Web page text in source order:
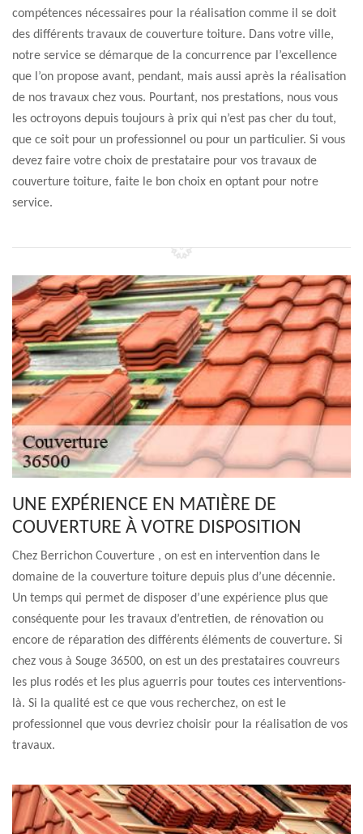
compétences nécessaires pour la réalisation comme il se doit
des différents travaux de couverture toiture. Dans votre ville,
notre service se démarque de la concurrence par l’excellence
que l’on propose avant, pendant, mais aussi après la réalisation
de nos travaux chez vous. Pourtant, nos prestations, nous vous
les octroyons depuis toujours à prix qui n’est pas cher du tout,
que ce soit pour un professionnel ou pour un particulier. Si vous
devez faire votre choix de prestataire pour vos travaux de
couverture toiture, faite le bon choix en optant pour notre
service.
UNE EXPÉRIENCE EN MATIÈRE DE
COUVERTURE À VOTRE DISPOSITION
Chez Berrichon Couverture , on est en intervention dans le
domaine de la couverture toiture depuis plus d’une décennie.
Un temps qui permet de disposer d’une expérience plus que
conséquente pour les travaux d’entretien, de rénovation ou
encore de réparation des différents éléments de couverture. Si
chez vous à Souge 36500, on est un des prestataires couvreurs
les plus rodés et les plus aguerris pour toutes ces interventions-
là. Si la qualité est ce que vous recherchez, on est le
professionnel que vous devriez choisir pour la réalisation de vos
travaux.